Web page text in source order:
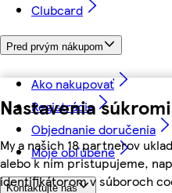
Nastavenia
My a našich 18 partnerov
alebo k nim pristupujeme,
identifikátorom v súboroch
Clubcard
Pred prvým nákupom
Ako nakupovať
Registrácia
Objednanie doručenia
Moje obľúbené
Kontaktujte nás